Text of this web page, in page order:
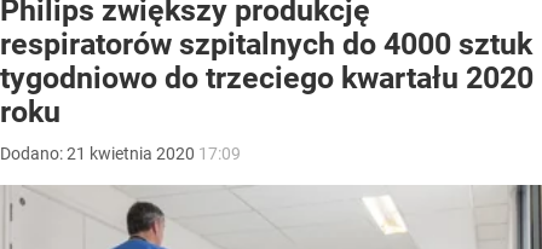
Philips zwiększy produkcję
respiratorów szpitalnych do 4000 sztuk
tygodniowo do trzeciego kwartału 2020
roku
Dodano:21 kwietnia 2020 17:09